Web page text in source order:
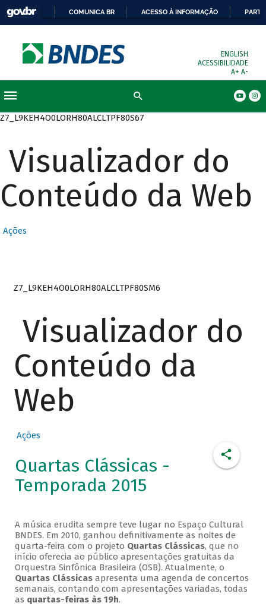
COMUNICA BR ACESSO À INFORMAÇÃO
ENGLISH
ACESSIBILIDADE
A+ A-
Z7_L9KEH4O0LORH80ALCLTPF80S67
Visualizador do
Conteúdo da Web
Ações
Z7_L9KEH4O0LORH80ALCLTPF80SM6
Visualizador do
Conteúdo da
Web
Ações
Quartas Clássicas -
Temporada 2015
A música erudita sempre teve lugar no Espaço Cultural
BNDES. Em 2010, ganhou definitivamente as noites de
quarta-feira com o projeto Quartas Clássicas, que no
início oferecia ao público apresentações gratuitas da
Orquestra Sinfônica Brasileira (OSB). Atualmente, o
Quartas Clássicasapresenta uma agenda de concertos
semanais, contando com apresentações variadas, todas
as quartas-feiras às 19h.